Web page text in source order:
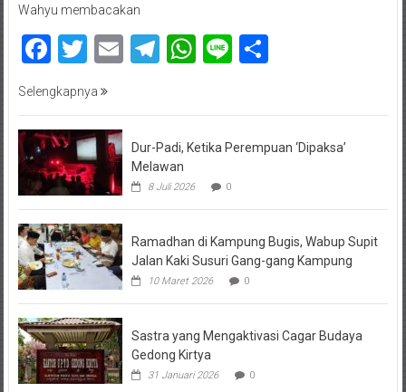
Wahyu membacakan
Facebook
Twitter
EmailTelegram
WhatsApp
LineShare
Selengkapnya
Dur-Padi, Ketika Perempuan ‘Dipaksa’
Melawan
8 Juli 2026 0
Ramadhan di Kampung Bugis, Wabup Supit
Jalan Kaki Susuri Gang-gang Kampung
10 Maret 2026 0
Sastra yang Mengaktivasi Cagar Budaya
Gedong Kirtya
31 Januari 2026 0